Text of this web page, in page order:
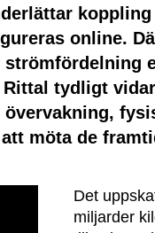
online.
tydligt
möta de
Det
miljarder